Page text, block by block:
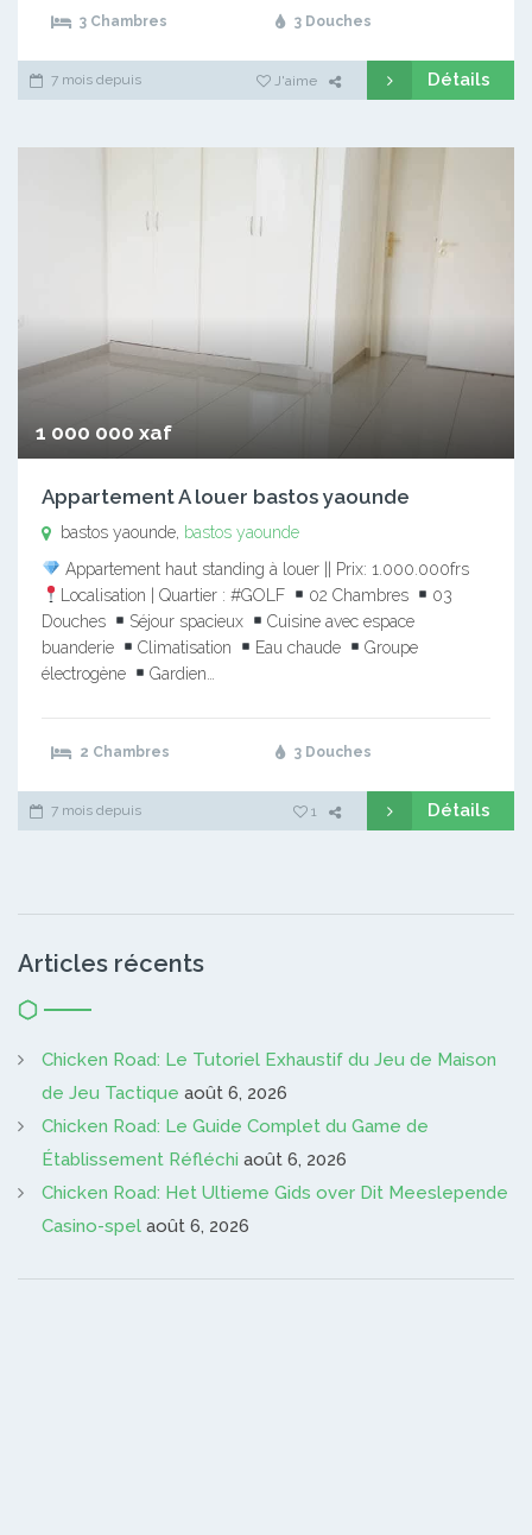
3 Chambres 3 Douches
7 mois depuis J'aime Détails
1 000 000 xaf
Appartement A louer bastos yaounde
bastos yaounde, bastos yaounde
Appartement haut standing à louer || Prix: 1.000.000frs
Localisation | Quartier : #GOLF
02 Chambres
03
Douches
Séjour spacieux
Cuisine avec espace
buanderie
Climatisation Eau chaude
Groupe
électrogène
Gardien…
2 Chambres 3 Douches
7 mois depuis 1 Détails
Articles récents
Chicken Road: Le Tutoriel Exhaustif du Jeu de Maison
de Jeu Tactique août 6, 2026
Chicken Road: Le Guide Complet du Game de
Établissement Réfléchi août 6, 2026
Chicken Road: Het Ultieme Gids over Dit Meeslepende
Casino-spel août 6, 2026